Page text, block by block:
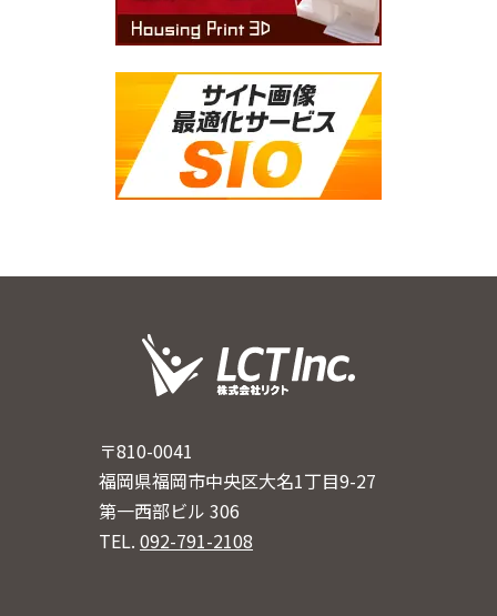
〒810-0041
福岡県福岡市中央区大名1丁目9-27
第一西部ビル 306
TEL.092-791-2108